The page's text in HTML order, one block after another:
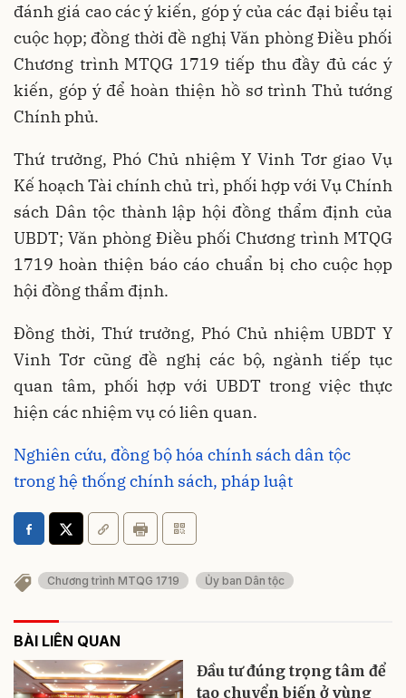
đánh giá cao các ý kiến, góp ý của các đại biểu tại
cuộc họp; đồng thời đề nghị Văn phòng Điều phối
Chương trình MTQG 1719 tiếp thu đầy đủ các ý
kiến, góp ý để hoàn thiện hồ sơ trình Thủ tướng
Chính phủ.
Thứ trưởng, Phó Chủ nhiệm Y Vinh Tơr giao Vụ
Kế hoạch Tài chính chủ trì, phối hợp với Vụ Chính
sách Dân tộc thành lập hội đồng thẩm định của
UBDT; Văn phòng Điều phối Chương trình MTQG
1719 hoàn thiện báo cáo chuẩn bị cho cuộc họp
hội đồng thẩm định.
Đồng thời, Thứ trưởng, Phó Chủ nhiệm UBDT Y
Vinh Tơr cũng đề nghị các bộ, ngành tiếp tục
quan tâm, phối hợp với UBDT trong việc thực
hiện các nhiệm vụ có liên quan.
Nghiên cứu, đồng bộ hóa chính sách dân tộc
trong hệ thống chính sách, pháp luật
Chương trình MTQG 1719 Ủy ban Dân tộc
BÀI LIÊN QUAN
Đầu tư đúng trọng tâm để
tạo chuyển biến ở vùng